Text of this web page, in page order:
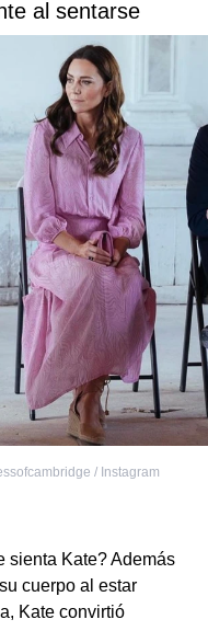
al sentarse
/ Instagram
sienta Kate? Además
cuerpo al estar
Kate convirtió